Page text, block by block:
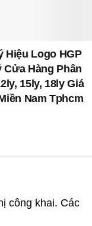
Hiệu Logo HGP
Cửa Hàng Phân
15ly, 18ly Giá
Nam Tphcm
công khai. Các